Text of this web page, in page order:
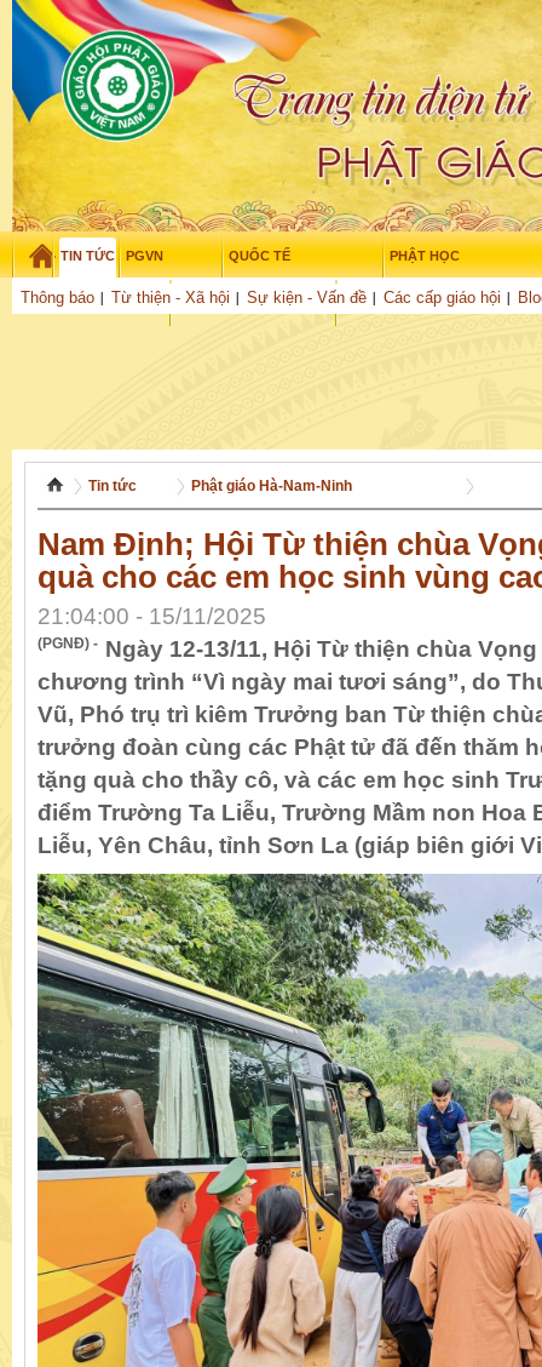
TIN TỨC
Thông báo Từ thiện - Xã hội Sự kiện - Vấn đề Các cấp giáo hội
PGVN QUỐC TẾ PHẬT HỌC
THỜI ĐẠI TUỔI TRẺ NGHIÊN CỨU
Thứ hai - 10/08/2026 – 07 :58:59
Tin tức Phật giáo Hà-Nam-Ninh
Nam Định; Hội Từ thiện chùa
quà cho các em học sinh vùng
21:04:00 - 15/11/2025
(PGNĐ) - Ngày 12-13/11, Hội Từ thiện chùa
chương trình “Vì ngày mai tươi sáng”,​ do
Vũ, Phó trụ trì kiêm Trưởng ban Từ thiện
trưởng đoàn cùng các Phật tử đã đến thăm
tặng quà cho thầy cô, và các em học sinh
điểm Trường Ta Liễu, Trường Mầm non Hoa
Liễu, Yên Châu, tỉnh Sơn La (giáp biên giới